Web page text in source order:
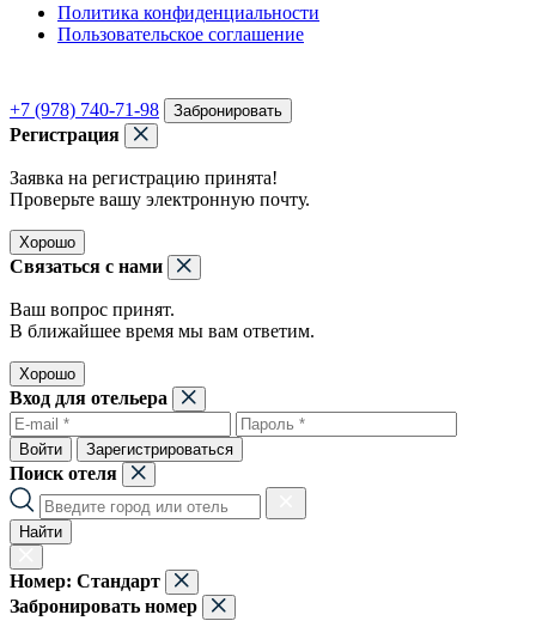
Политика конфиденциальности
Пользовательское соглашение
+7 (978) 740-71-98 Забронировать
Регистрация
Заявка на регистрацию принята!
Проверьте вашу электронную почту.
Хорошо
Связаться с нами
Ваш вопрос принят.
В ближайшее время мы вам ответим.
Хорошо
Вход для отельера
Войти Зарегистрироваться
Поиск отеля
Найти
Номер: Стандарт
Забронировать номер